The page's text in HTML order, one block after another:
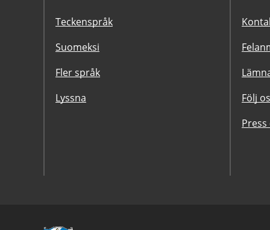
Teckenspråk
Suomeksi
Fler språk
Lyssna
Följ